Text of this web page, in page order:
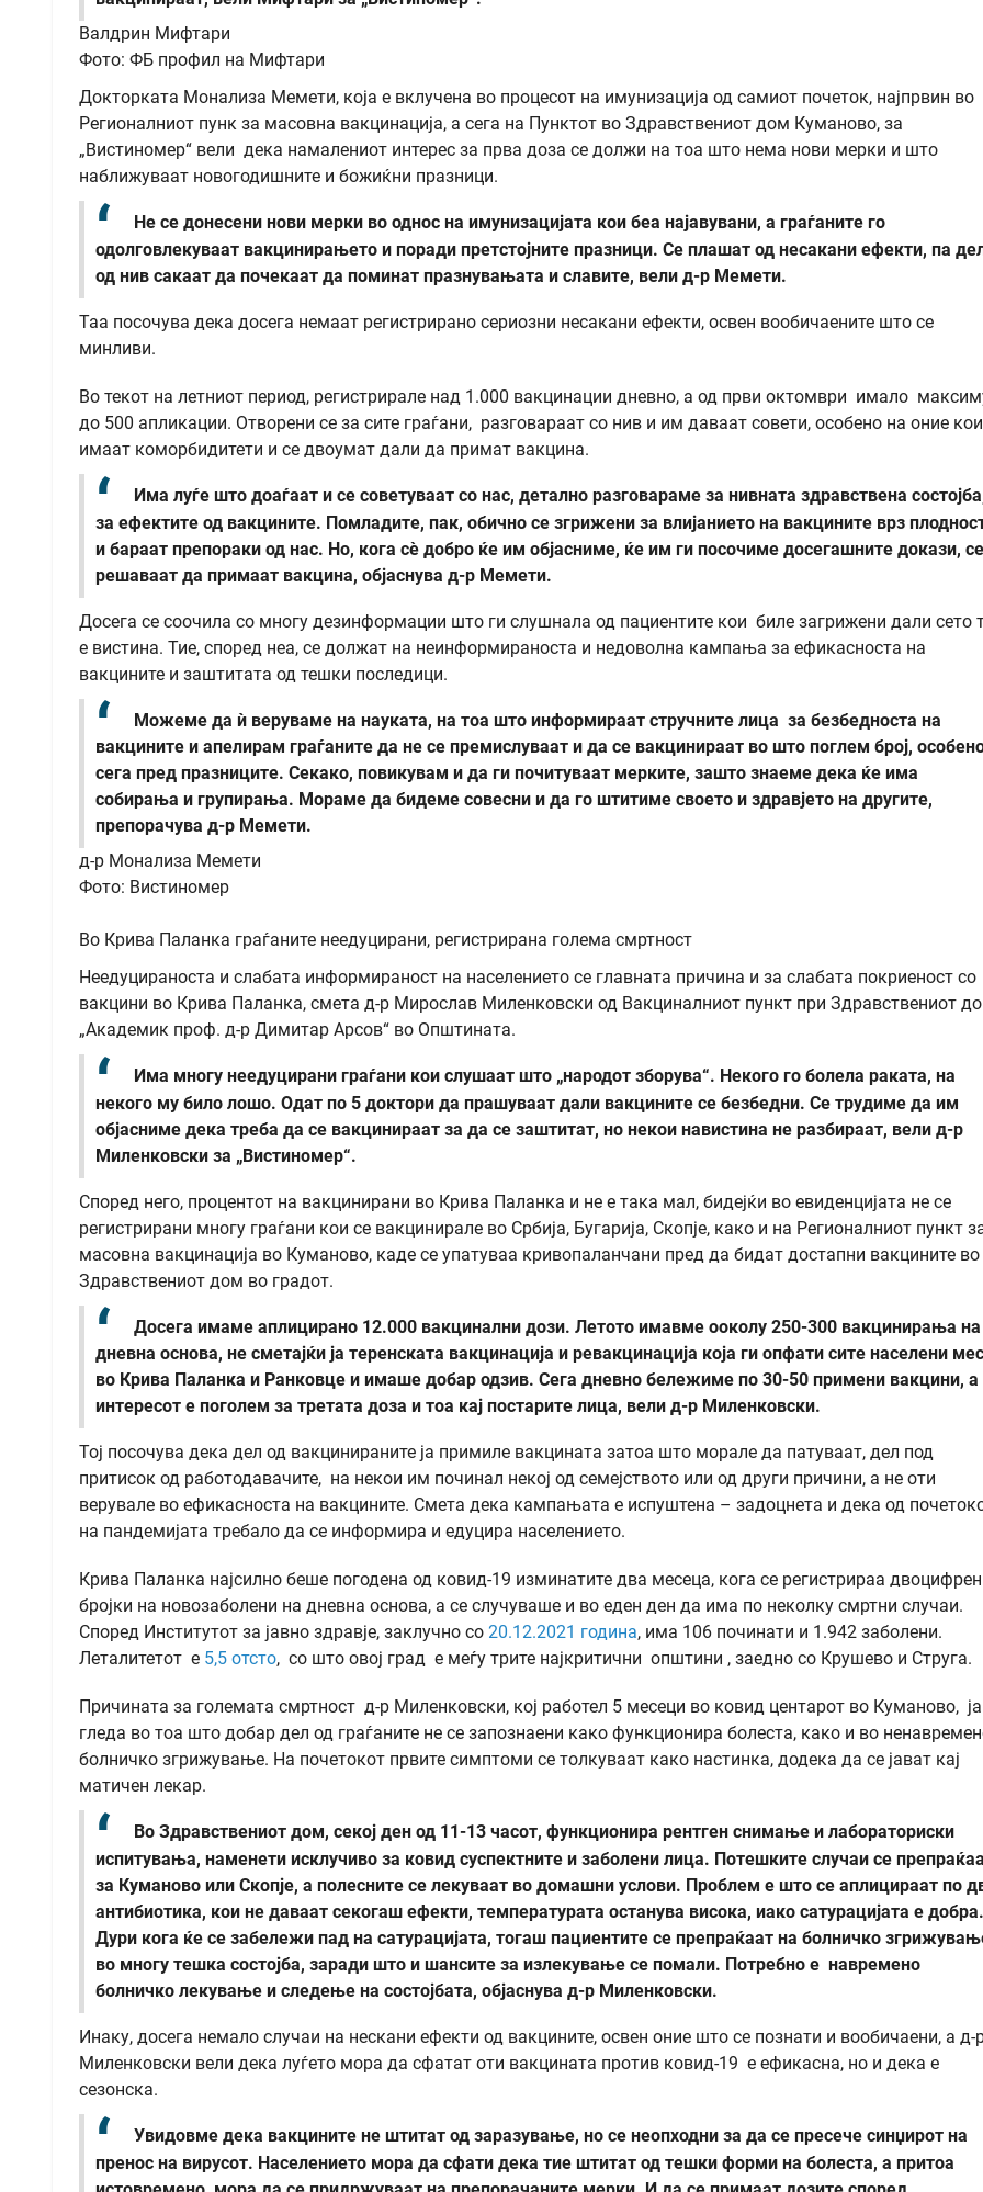
Валдрин Мифтари
Фото: ФБ профил на Мифтари
Докторката Монализа Мемети, која е вклучена во процесот на имунизација од самиот почеток, најпрвин во
Регионалниот пунк за масовна вакцинација, а сега на Пунктот во Здравствениот дом Куманово, за
„Вистиномер“ вели дека намалениот интерес за прва доза се должи на тоа што нема нови мерки и што
наближуваат новогодишните и божиќни празници.
Не се донесени нови мерки во однос на имунизацијата кои беа најавувани, а граѓаните го
одолговлекуваат вакцинирањето и поради претстојните празници. Се плашат од несакани ефекти, па
од нив сакаат да почекаат да поминат празнувањата и славите, вели д-р Мемети.
Таа посочува дека досега немаат регистрирано сериозни несакани ефекти, освен вообичаените што се
минливи.
Во текот на летниот период, регистрирале над 1.000 вакцинации дневно, а од први октомври имало
до 500 апликации. Отворени се за сите граѓани, разговараат со нив и им даваат совети, особено на оние кои
имаат коморбидитети и се двоумат дали да примат вакцина.
Има луѓе што доаѓаат и се советуваат со нас, детално разговараме за нивната здравствена
за ефектите од вакцините. Помладите, пак, обично се згрижени за влијанието на вакцините врз
и бараат препораки од нас. Но, кога сè добро ќе им објасниме, ќе им ги посочиме досегашните докази, се
решаваат да примаат вакцина, објаснува д-р Мемети.
Досега се соочила со многу дезинформации што ги слушнала од пациентите кои биле загрижени дали сето
е вистина. Тие, според неа, се должат на неинформираноста и недоволна кампања за ефикасноста на
вакцините и заштитата од тешки последици.
Можеме да ѝ веруваме на науката, на тоа што информираат стручните лица за безбедноста на
вакцините и апелирам граѓаните да не се премислуваат и да се вакцинираат во што поглем број,
сега пред празниците. Секако, повикувам и да ги почитуваат мерките, зашто знаеме дека ќе има
собирања и групирања. Мораме да бидеме совесни и да го штитиме своето и здравјето на другите,
препорачува д-р Мемети.
д-р Монализа Мемети
Фото: Вистиномер
Во Крива Паланка граѓаните неедуцирани, регистрирана голема смртност
Неедуцираноста и слабата информираност на населението се главната причина и за слабата покриеност со
вакцини во Крива Паланка, смета д-р Мирослав Миленковски од Вакциналниот пункт при Здравствениот
„Академик проф. д-р Димитар Арсов“ во Општината.
Има многу неедуцирани граѓани кои слушаат што „народот зборува“. Некого го болела раката, на
некого му било лошо. Одат по 5 доктори да прашуваат дали вакцините се безбедни. Се трудиме да им
објасниме дека треба да се вакцинираат за да се заштитат, но некои навистина не разбираат, вели д-р
Миленковски за „Вистиномер“.
Според него, процентот на вакцинирани во Крива Паланка и не е така мал, бидејќи во евиденцијата не се
регистрирани многу граѓани кои се вакцинирале во Србија, Бугарија, Скопје, како и на Регионалниот пункт
масовна вакцинација во Куманово, каде се упатуваа кривопаланчани пред да бидат достапни вакцините во
Здравствениот дом во градот.
Досега имаме аплицирано 12.000 вакцинални дози. Летото имавме ооколу 250-300 вакцинирања на
дневна основа, не сметајќи ја теренската вакцинација и ревакцинација која ги опфати сите населени
во Крива Паланка и Ранковце и имаше добар одзив. Сега дневно бележиме по 30-50 примени вакцини, а
интересот е поголем за третата доза и тоа кај постарите лица, вели д-р Миленковски.
Тој посочува дека дел од вакцинираните ја примиле вакцината затоа што морале да патуваат, дел под
притисок од работодавачите, на некои им починал некој од семејството или од други причини, а не оти
верувале во ефикасноста на вакцините. Смета дека кампањата е испуштена – задоцнета и дека од
на пандемијата требало да се информира и едуцира населението.
Крива Паланка најсилно беше погодена од ковид-19 изминатите два месеца, кога се регистрираа
бројки на новозаболени на дневна основа, а се случуваше и во еден ден да има по неколку смртни случаи.
Според Институтот за јавно здравје, заклучно со 20.12.2021 година, има 106 починати и 1.942 заболени.
Леталитетот е 5,5 отсто, со што овој град е меѓу трите најкритични општини , заедно со Крушево и Струга.
Причината за големата смртност д-р Миленковски, кој работел 5 месеци во ковид центарот во Куманово, ја
гледа во тоа што добар дел од граѓаните не се запознаени како функционира болеста, како и во
болничко згрижување. На почетокот првите симптоми се толкуваат како настинка, додека да се јават кај
матичен лекар.
Во Здравствениот дом, секој ден од 11-13 часот, функционира рентген снимање и лабораториски
испитувања, наменети исклучиво за ковид суспектните и заболени лица. Потешките случаи се
за Куманово или Скопје, а полесните се лекуваат во домашни услови. Проблем е што се аплицираат по
антибиотика, кои не даваат секогаш ефекти, температурата останува висока, иако сатурацијата е добра.
Дури кога ќе се забележи пад на сатурацијата, тогаш пациентите се препраќаат на болничко
во многу тешка состојба, заради што и шансите за излекување се помали. Потребно е навремено
болничко лекување и следење на состојбата, објаснува д-р Миленковски.
Инаку, досега немало случаи на нескани ефекти од вакцините, освен оние што се познати и вообичаени, а д-
Миленковски вели дека луѓето мора да сфатат оти вакцината против ковид-19 е ефикасна, но и дека е
сезонска.
Увидовме дека вакцините не штитат од заразување, но се неопходни за да се пресече синџирот на
пренос на вирусот. Населението мора да сфати дека тие штитат од тешки форми на болеста, а притоа